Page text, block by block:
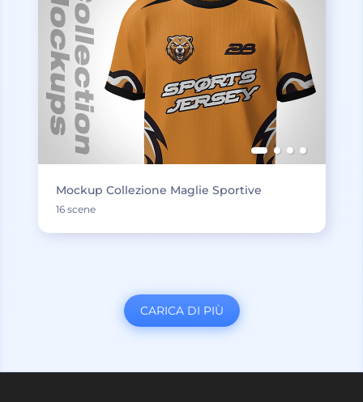
Mockup Collezione Maglie Sportive
16 scene
CARICA DI PIÙ